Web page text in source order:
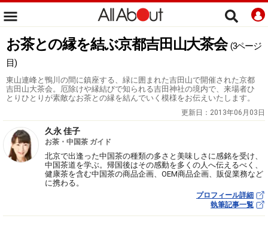
お茶との縁を結ぶ京都吉田山大茶会 (3ページ
目)
東山連峰と鴨川の間に鎮座する、緑に囲まれた吉田山で開催された京都
吉田山大茶会。厄除けや縁結びで知られる吉田神社の境内で、来場者ひ
とりひとりが素敵なお茶との縁を結んでいく模様をお伝えいたします。
更新日： 2013年06月03日
久永 佳子
お茶・中国茶 ガイド
北京で出逢った中国茶の種類の多さと美味しさに感銘を受け、
中国茶道を学ぶ。帰国後はその感動を多くの人へ伝えるべく、
健康茶を含む中国茶の商品企画、OEM商品企画、販促業務など
に携わる。
プロフィール詳細
執筆記事一覧